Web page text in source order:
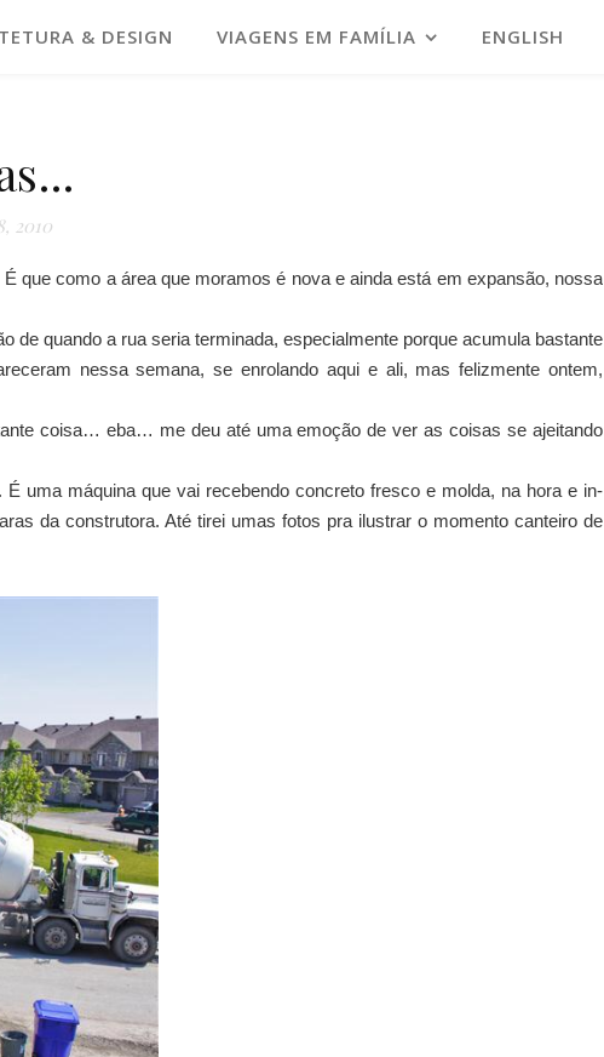
& DESIGN VIAGENS EM FAMÍLIA ENGLISH
2010
que como a área que moramos é nova e ainda está em expansão, nossa
quando a rua seria terminada, especialmente porque acumula bastante
nessa semana, se enrolando aqui e ali, mas felizmente ontem,
coisa… eba… me deu até uma emoção de ver as coisas se ajeitando
uma máquina que vai recebendo concreto fresco e molda, na hora e in-
da construtora. Até tirei umas fotos pra ilustrar o momento canteiro de